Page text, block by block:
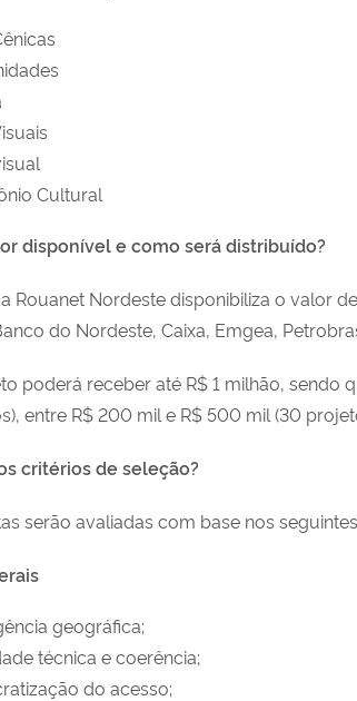
Cultural
disponível e como será distribuído?
Rouanet Nordeste disponibiliza o valor
do Nordeste, Caixa, Emgea,
poderá receber até R$ 1 milhão, sendo
entre R$ 200 mil e R$ 500 mil (30
critérios de seleção?
serão avaliadas com base nos
geográfica;
técnica e coerência;
do acesso;